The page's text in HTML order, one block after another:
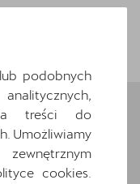
podobnych
treści do
Umożliwiamy
cookies.